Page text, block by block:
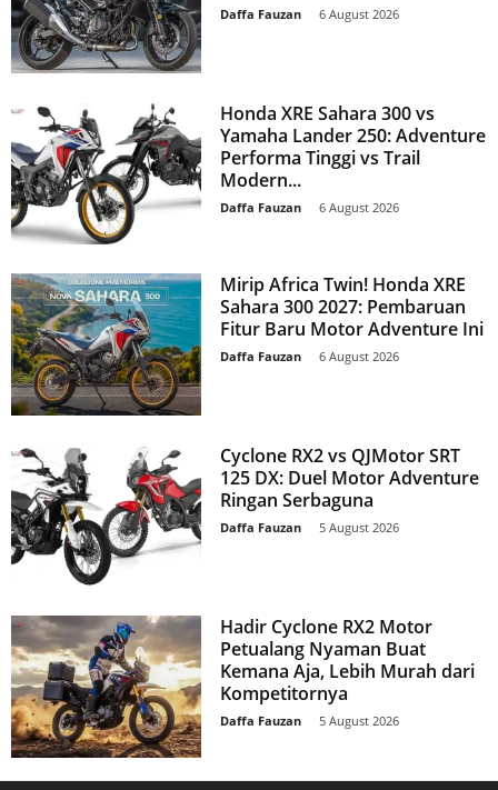
Daffa Fauzan 6 August 2026
Honda XRE Sahara 300 vs
Yamaha Lander 250: Adventure
Performa Tinggi vs Trail
Modern...
Daffa Fauzan 6 August 2026
Mirip Africa Twin! Honda XRE
Sahara 300 2027: Pembaruan
Fitur Baru Motor Adventure Ini
Daffa Fauzan 6 August 2026
Cyclone RX2 vs QJMotor SRT
125 DX: Duel Motor Adventure
Ringan Serbaguna
Daffa Fauzan 5 August 2026
Hadir Cyclone RX2 Motor
Petualang Nyaman Buat
Kemana Aja, Lebih Murah dari
Kompetitornya
Daffa Fauzan 5 August 2026